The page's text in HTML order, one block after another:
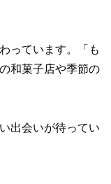
っています。「も
和菓子店や季節の
出会いが待ってい